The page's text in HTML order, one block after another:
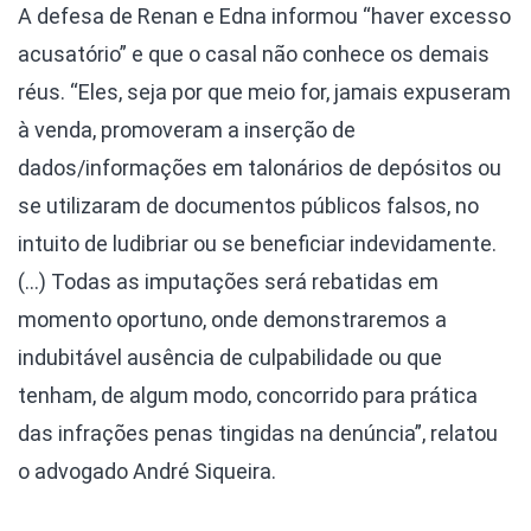
A defesa de Renan e Edna informou “haver excesso
acusatório” e que o casal não conhece os demais
réus. “Eles, seja por que meio for, jamais expuseram
à venda, promoveram a inserção de
dados/informações em talonários de depósitos ou
se utilizaram de documentos públicos falsos, no
intuito de ludibriar ou se beneficiar indevidamente.
(…) Todas as imputações será rebatidas em
momento oportuno, onde demonstraremos a
indubitável ausência de culpabilidade ou que
tenham, de algum modo, concorrido para prática
das infrações penas tingidas na denúncia”, relatou
o advogado André Siqueira.